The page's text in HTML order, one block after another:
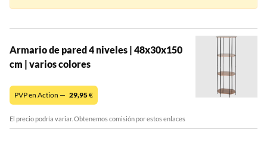
Armario de pared 4 niveles | 48x30x150
cm | varios colores
PVP en Action — 29,95€
El precio podría variar. Obtenemos comisión por estos enlaces